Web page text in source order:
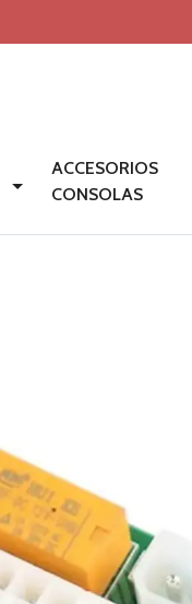
ACCESORIOS
CONSOLAS